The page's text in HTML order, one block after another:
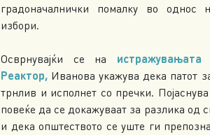
градоначалнички помалку во однос
избори.
Осврнувајќи се на
Реактор, Иванова укажува дека патот
трнлив и исполнет со пречки.
повеќе да се докажуваат за разлика од
и дека општеството се уште ги